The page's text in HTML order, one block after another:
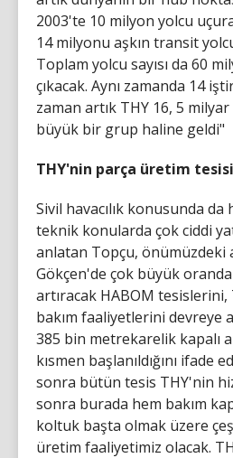
2003'te 10 milyon yolcu
14 milyonu aşkın transit
Toplam yolcu sayısı da 60
çıkacak. Aynı zamanda 14
zaman artık THY 16, 5
büyük bir grup haline geldi"
THY'nin parça üretim tesisi
Sivil havacılık konusunda
teknik konularda çok ciddi
anlatan Topçu, önümüzdeki
Gökçen'de çok büyük
artıracak HABOM
bakım faaliyetlerini devreye
385 bin metrekarelik kapalı
kısmen başlanıldığını ifade
sonra bütün tesis THY'nin
sonra burada hem bakım
koltuk başta olmak üzere
üretim faaliyetimiz olacak.